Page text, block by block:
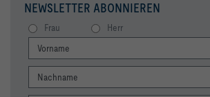
NEWSLETTER ABONNIEREN
Frau Herr